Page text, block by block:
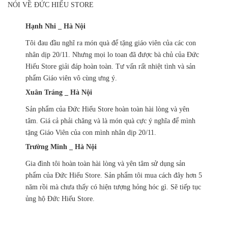
NÓI VỀ ĐỨC HIẾU STORE
Hạnh Nhi _ Hà Nội
Tôi đau đầu nghĩ ra món quà để tặng giáo viên của các con
nhân dịp 20/11. Nhưng mọi lo toan đã được bà chủ của Đức
Hiếu Store giải đáp hoàn toàn. Tư vấn rất nhiệt tình và sản
phẩm Giáo viên vô cùng ưng ý.
Xuân Tráng _ Hà Nội
Sản phẩm của Đức Hiếu Store hoàn toàn hài lòng và yên
tâm. Giá cả phải chăng và là món quà cực ý nghĩa để mình
tặng Giáo Viên của con mình nhân dịp 20/11.
Trường Minh _ Hà Nội
Gia đình tôi hoàn toàn hài lòng và yên tâm sử dụng sản
phẩm của Đức Hiếu Store. Sản phẩm tôi mua cách đây hơn 5
năm rồi mà chưa thấy có hiện tượng hỏng hóc gì. Sẽ tiếp tục
ủng hộ Đức Hiếu Store.